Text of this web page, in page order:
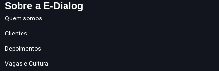
Sobre a E-Dialog
Quem somos
Clientes
Depoimentos
Vagas e Cultura